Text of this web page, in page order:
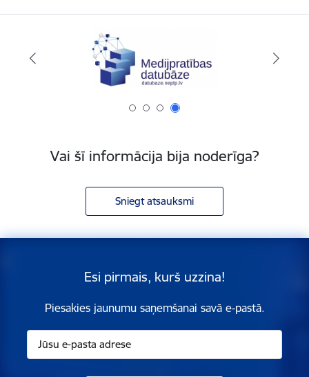
Vai šī informācija bija noderīga?
Sniegt atsauksmi
Esi pirmais, kurš uzzina!
Piesakies jaunumu saņemšanai savā e-pastā.